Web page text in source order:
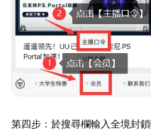
第四步：於搜尋欄輸入全境封